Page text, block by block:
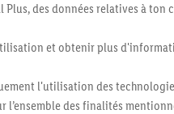
sans décoration. Les
des données relatives à ton
et obtenir plus
l'utilisation des
des finalités